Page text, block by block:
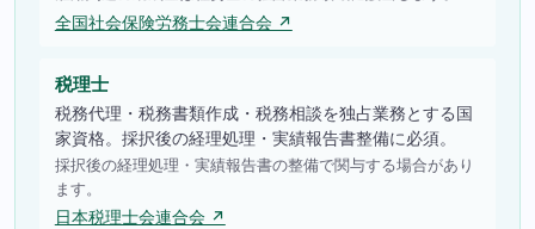
全国社会保険労務士会連合会 ↗
税理士
税務代理・税務書類作成・税務相談を独占業務とする国
家資格。採択後の経理処理・実績報告書整備に必須。
採択後の経理処理・実績報告書の整備で関与する場合があり
ます。
日本税理士会連合会 ↗